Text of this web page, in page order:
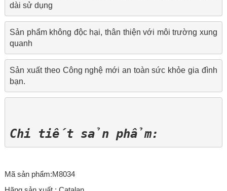
dài sử dụng
Sản phẩm không độc hại, thân thiện với môi trường xung
quanh
Sản xuất theo Công nghệ mới an toàn sức khỏe gia đình
bạn.
Chi tiết sản phẩm:
Mã sản phẩm:M8034